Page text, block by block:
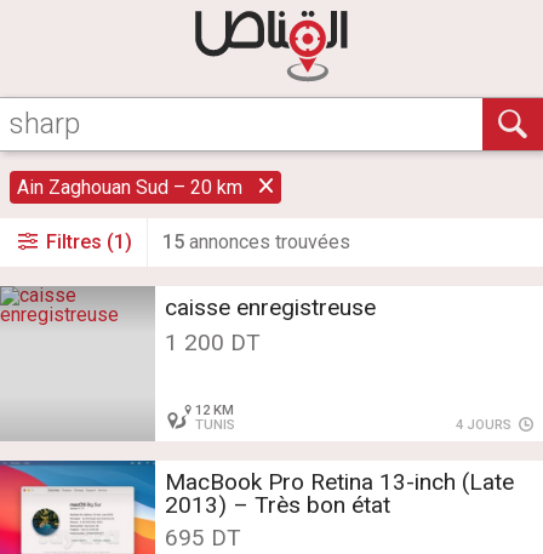
Ain Zaghouan Sud – 20 km
Filtres (1) 15 annonces trouvées
caisse enregistreuse
1 200 DT
12 KM
TUNIS
4 JOURS
MacBook Pro Retina 13-inch (Late
2013) – Très bon état
695 DT